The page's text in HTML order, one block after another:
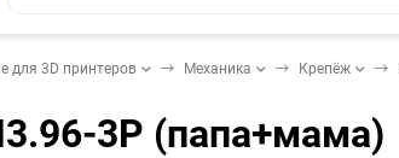
для 3D принтеров Механика Крепёж
3P (папа+мама)